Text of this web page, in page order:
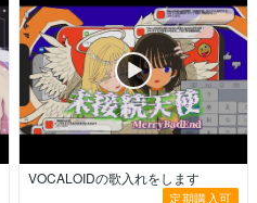
VOCALOIDの歌入れをします
定期購入可